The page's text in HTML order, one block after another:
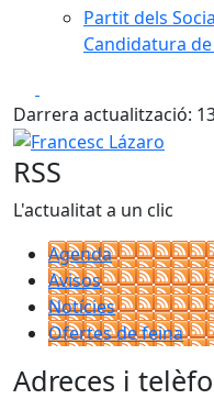
Partit dels
Candidatura de
Darrera actualització:
Francesc Lázaro
RSS
L'actualitat a un clic
Agenda
Avisos
Notícies
Ofertes de feina
Adreces i